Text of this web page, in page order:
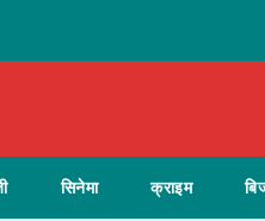
सिनेमा क्राइम